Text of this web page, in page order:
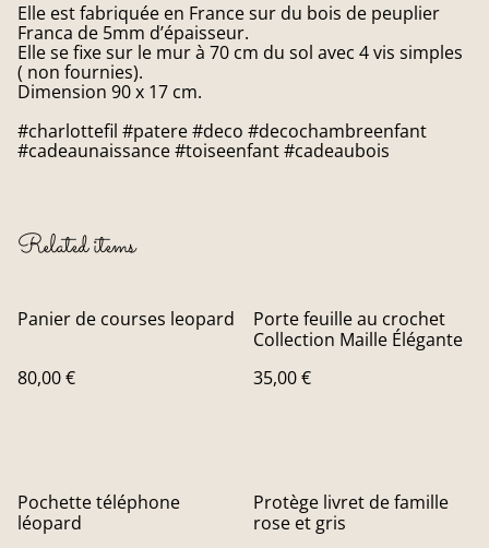
Elle est fabriquée en France sur du bois de peuplier
Franca de 5mm d’épaisseur.
Elle se fixe sur le mur à 70 cm du sol avec 4 vis simples
( non fournies).
Dimension 90 x 17 cm.
#charlottefil #patere #deco #decochambreenfant
#cadeaunaissance #toiseenfant #cadeaubois
Related items
Panier de courses leopard
80,00 €
Porte feuille au crochet
Collection Maille Élégante
35,00 €
Pochette téléphone
léopard
Protège livret de famille
rose et gris